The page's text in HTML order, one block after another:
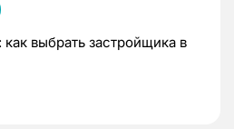
выбрать застройщика в